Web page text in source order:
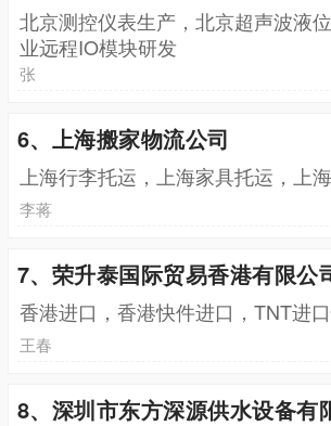
北京测控仪表生产，北京超声波液
业远程IO模块研发
张
6、上海搬家物流公司
上海行李托运，上海家具托运，上
李蒋
7、荣升泰国际贸易香港有限公
香港进口，香港快件进口，TNT进
王春
8、深圳市东方深源供水设备有